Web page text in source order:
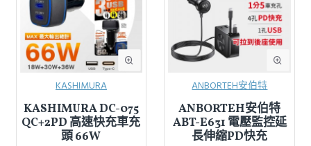
KASHIMURA
KASHIMURA DC-075
QC+2PD 高速快充車充
頭 66W
ANBORTEH安伯特
ANBORTEH安伯特
ABT-E631 電壓監控延
長伸縮PD快充